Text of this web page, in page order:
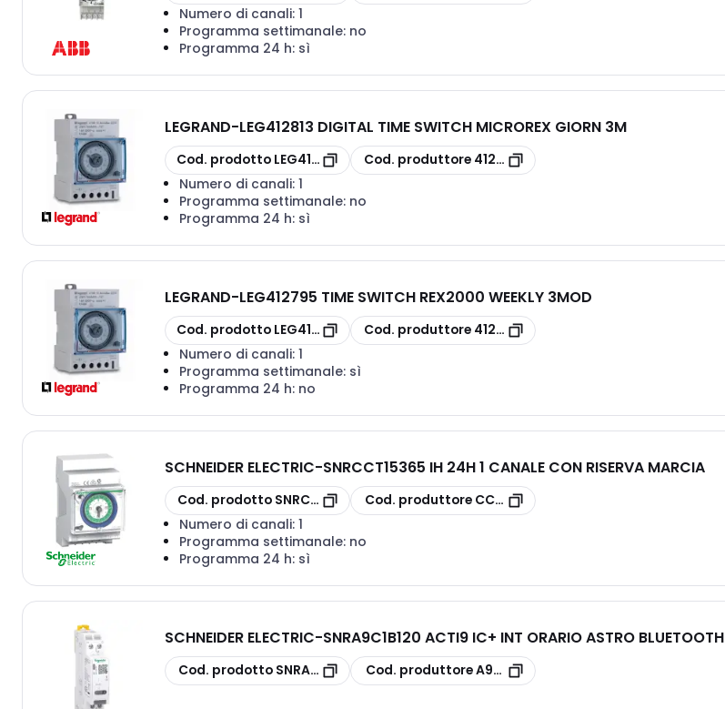
Numero di canali: 1
Programma settimanale: no
Programma 24 h: sì
LEGRAND-LEG412813 DIGITAL TIME SWITCH MICROREX GIORN 3M
copia
Cod. prodotto LEG412813 copia
Cod. produttore 412813
Numero di canali: 1
Programma settimanale: no
Programma 24 h: sì
LEGRAND-LEG412795 TIME SWITCH REX2000 WEEKLY 3MOD
copia
Cod. prodotto LEG412795 copia
Cod. produttore 412795
Numero di canali: 1
Programma settimanale: sì
Programma 24 h: no
SCHNEIDER ELECTRIC-SNRCCT15365 IH 24H 1 CANALE CON RISERVA MARCIA
copia
Cod. prodotto SNRCCT15365copia
Cod. produttore CCT15365
Numero di canali: 1
Programma settimanale: no
Programma 24 h: sì
SCHNEIDER ELECTRIC-SNRA9C1B120 ACTI9 IC+ INT ORARIO ASTRO BLUETOOTH
copia
Cod. prodotto SNRA9C1B120copiaCod. produttoreA9C1B120